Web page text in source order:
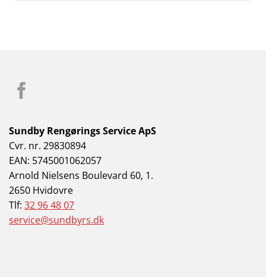
Sundby Rengørings Service ApS
Cvr. nr. 29830894
EAN: 5745001062057
Arnold Nielsens Boulevard 60, 1.
2650 Hvidovre
Tlf: 32 96 48 07
service@sundbyrs.dk